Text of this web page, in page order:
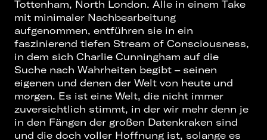
Tottenham, North London. Alle in einem Take
mit minimaler Nachbearbeitung
aufgenommen, entführen sie in ein
faszinierend tiefen Stream of Consciousness,
in dem sich Charlie Cunningham auf die
Suche nach Wahrheiten begibt – seinen
eigenen und denen der Welt von heute und
morgen. Es ist eine Welt, die nicht immer
zuversichtlich stimmt, in der wir mehr denn je
in den Fängen der großen Datenkraken sind
und die doch voller Hoffnung ist, solange es